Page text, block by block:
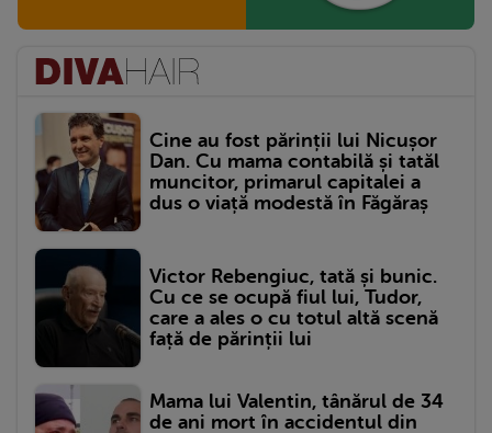
Cine au fost părinții lui Nicușor
Dan. Cu mama contabilă și tatăl
muncitor, primarul capitalei a
dus o viață modestă în Făgăraș
Victor Rebengiuc, tată și bunic.
Cu ce se ocupă fiul lui, Tudor,
care a ales o cu totul altă scenă
față de părinții lui
Mama lui Valentin, tânărul de 34
de ani mort în accidentul din